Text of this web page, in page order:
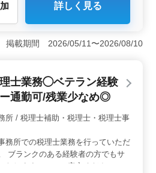
タッフ活躍中 ベテラン層の方のご
ちしてます。
消化率高め＞ 会計事務所経験
ています。有給休暇消化率が高
中心に活躍している環境で
りやすい柔軟な働き方ができま
＞ 月給250,000円〜400,000
心して働ける環境が整っていま
詳しく見る
掲載期間 2026/05/11〜2026/08/10
士業務◯ベテラン経験
通勤可/残業少なめ◎
・税理士事
務所での税理士業務を行っていただ
ブランクのある経験者の方でもサ
たしますので、ご安心ください。